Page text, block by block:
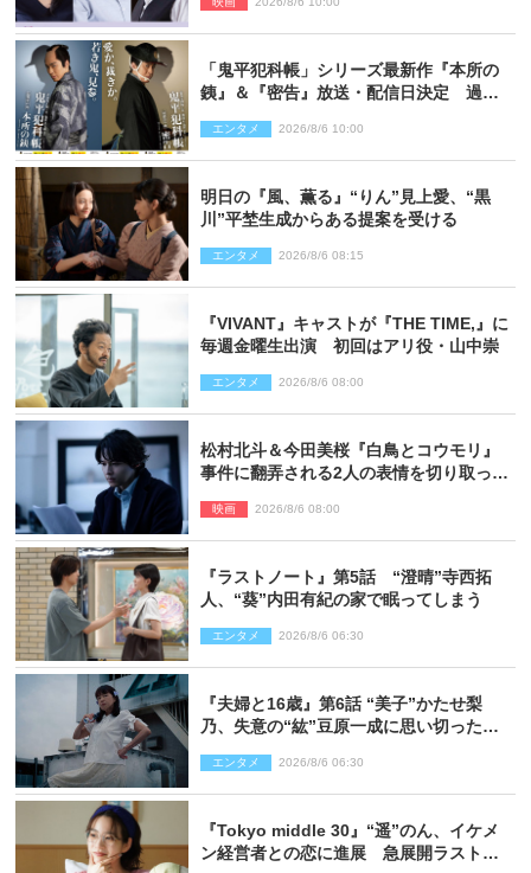
「鬼平犯科帳」シリーズ最新作『本所の
銕』＆『密告』放送・配信日決定 過去
エンタメ 2026/8/6 10:00
明日の『風、薫る』“りん”見上愛、“黒
川”平埜生成からある提案を受ける
エンタメ 2026/8/6 08:15
『VIVANT』キャストが『THE TIME,』に
毎週金曜生出演 初回はアリ役・山中崇
エンタメ 2026/8/6 08:00
松村北斗＆今田美桜『白鳥とコウモリ』
事件に翻弄される2人の表情を切り取った
映画 2026/8/6 08:00
『ラストノート』第5話 “澄晴”寺西拓
人、“葵”内田有紀の家で眠ってしまう
エンタメ 2026/8/6 06:30
『夫婦と16歳』第6話 “美子”かたせ梨
乃、失意の“紘”豆原一成に思い切ったプ
エンタメ 2026/8/6 06:30
『Tokyo middle 30』“遥”のん、イケメ
ン経営者との恋に進展 急展開ラストに